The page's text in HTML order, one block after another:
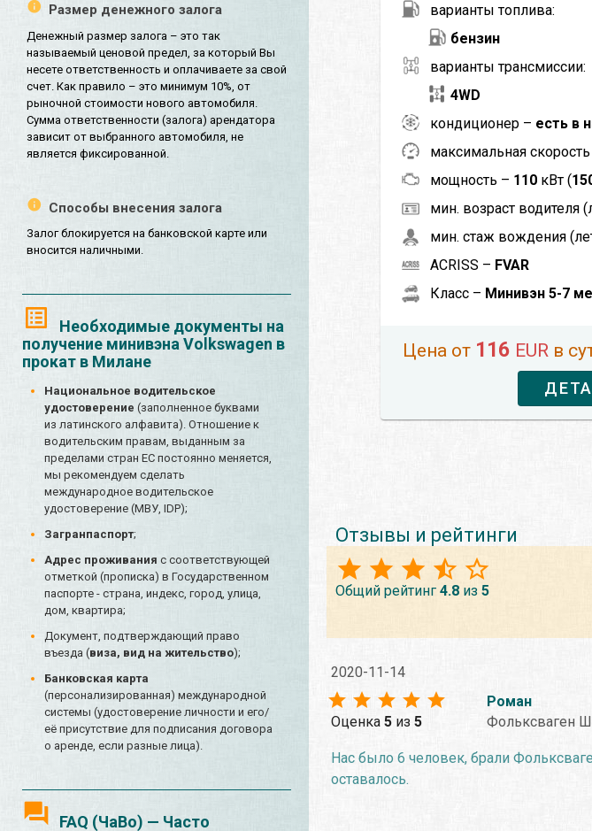
Размер денежного залога
Денежный размер залога – это так
называемый ценовой предел, за который Вы
несете ответственность и оплачиваете за свой
счет. Как правило – это минимум 10%, от
рыночной стоимости нового автомобиля.
Сумма ответственности (залога) арендатора
зависит от выбранного автомобиля, не
является фиксированной.
Способы внесения залога
Залог блокируется на банковской карте или
вносится наличными.
Необходимые документы на
получение минивэна Volkswagen в
прокат в Милане
Национальное водительское
удостоверение (заполненное буквами
из латинского алфавита). Отношение к
водительским правам, выданным за
пределами стран ЕС постоянно меняется,
мы рекомендуем сделать
международное водительское
удостоверение (МВУ, IDP);
Загранпаспорт;
Адрес проживания с соответствующей
отметкой (прописка) в Государственном
паспорте - страна, индекс, город, улица,
дом, квартира;
Документ, подтверждающий право
въезда (виза, вид на жительство);
Банковская карта
(персонализированная) международной
системы (удостоверение личности и его/
её присутствие для подписания договора
о аренде, если разные лица).
FAQ (ЧаВо) — Часто
варианты топлива:
бензин
варианты трансмиссии:
4WD
кондиционер – есть в
максимальная
мощность – 110 кВт (
мин. возраст водителя
мин. стаж вождения
ACRISS – FVAR
Класс – Минивэн 5-7
Цена от 116 EUR в
Отзывы и рейтинги
Общий рейтинг 4.8из 5
2020-11-14
Оценка 5из 5
Роман
Фольксваген
Нас было 6 человек, брали
оставалось.